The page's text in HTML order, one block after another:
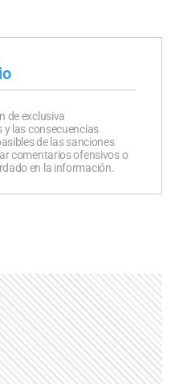
de exclusiva
y las consecuencias
de las sanciones
comentarios ofensivos o
en la información.